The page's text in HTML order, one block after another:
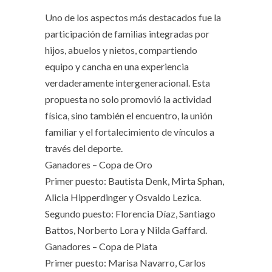
Uno de los aspectos más destacados fue la
participación de familias integradas por
hijos, abuelos y nietos, compartiendo
equipo y cancha en una experiencia
verdaderamente intergeneracional. Esta
propuesta no solo promovió la actividad
física, sino también el encuentro, la unión
familiar y el fortalecimiento de vínculos a
través del deporte.
Ganadores – Copa de Oro
Primer puesto: Bautista Denk, Mirta Sphan,
Alicia Hipperdinger y Osvaldo Lezica.
Segundo puesto: Florencia Díaz, Santiago
Battos, Norberto Lora y Nilda Gaffard.
Ganadores – Copa de Plata
Primer puesto: Marisa Navarro, Carlos